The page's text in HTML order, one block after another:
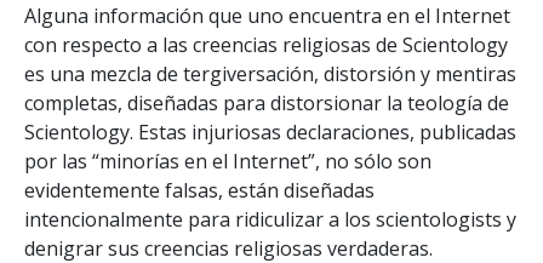
Alguna información que uno encuentra en el Internet
con respecto a las creencias religiosas de Scientology
es una mezcla de tergiversación, distorsión y mentiras
completas, diseñadas para distorsionar la teología de
Scientology. Estas injuriosas declaraciones, publicadas
por las “minorías en el Internet”, no sólo son
evidentemente falsas, están diseñadas
intencionalmente para ridiculizar a los scientologists y
denigrar sus creencias religiosas verdaderas.